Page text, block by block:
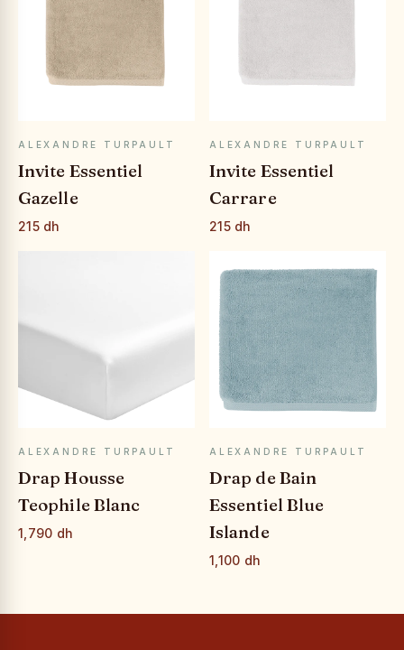
APERÇU RAPIDE
ALEXANDRE TURPAULT
Invite Essentiel
Gazelle
215 dh
APERÇU RAPIDE
ALEXANDRE TURPAULT
Invite Essentiel
Carrare
215 dh
APERÇU RAPIDE
ALEXANDRE TURPAULT
Drap Housse
Teophile Blanc
1,790 dh
APERÇU RAPIDE
ALEXANDRE TURPAULT
Drap de Bain
Essentiel Blue
Islande
1,100 dh